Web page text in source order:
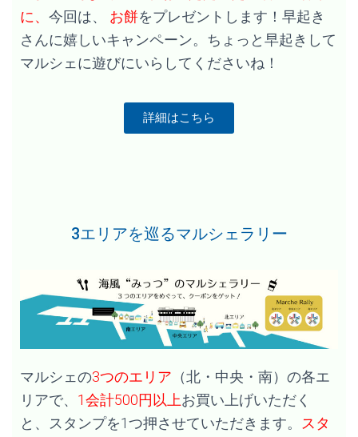
に、 今回は、 お餅をプレゼントします！早起き
さんに嬉しいキャンペーン。ちょっと早起きして
マルシェに遊びにいらしてくださいね！
詳細はこちら
3エリアを巡るマルシェラリー
マルシェの3つのエリア （北・中央・南）の各エ
リアで、 1会計500円以上お買い上げいただく
と、スタンプを1つ押させていただきます。
スタ